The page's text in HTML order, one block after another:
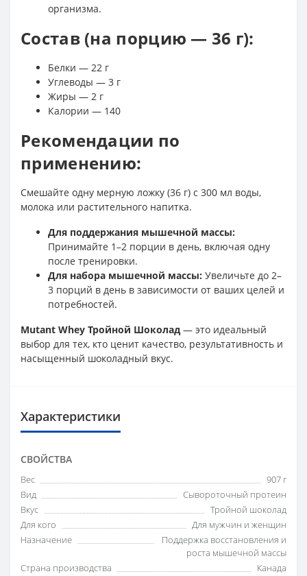
организма.
Состав (на порцию — 36 г):
Белки — 22 г
Углеводы — 3 г
Жиры — 2 г
Калории — 140
Рекомендации по
применению:
Смешайте одну мерную ложку (36 г) с 300 мл воды,
молока или растительного напитка.
Для поддержания мышечной массы:
Принимайте 1–2 порции в день, включая одну
после тренировки.
Для набора мышечной массы: Увеличьте до 2–
3 порций в день в зависимости от ваших целей и
потребностей.
Mutant Whey Тройной Шоколад — это идеальный
выбор для тех, кто ценит качество, результативность и
насыщенный шоколадный вкус.
Характеристики
СВОЙСТВА
Вес
907 г
Вид
Сывороточный протеин
Вкус
Тройной шоколад
Для кого
Для мужчин и женщин
Назначение
Поддержка восстановления и
роста мышечной массы
Страна производства
Канада